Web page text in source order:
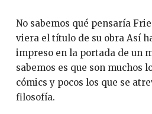
No sabemos qué pensaría
viera el título de su obra Así
impreso en la portada de un
sabemos es que son muchos
cómics y pocos los que se
filosofía.